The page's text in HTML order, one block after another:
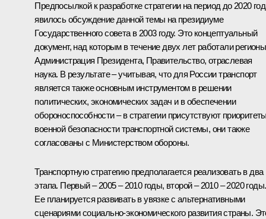
Предпосылкой к разработке стратегии на период до 2020
явилось обсуждение данной темы на президиуме
Государственного совета в 2003 году. Это концептуальный
документ, над которым в течение двух лет работали
Администрация Президента, Правительство, отраслевая
наука. В результате – учитывая, что для России транспорт
является также основным инструментом в решении
политических, экономических задач и в обеспечении
обороноспособности – в стратегии присутствуют
военной безопасности транспортной системы, они также
согласованы с Министерством обороны.
Транспортную стратегию предполагается реализовать в два
этапа. Первый – 2005 – 2010 годы, второй – 2010 – 2020 годы.
Ее планируется развивать в увязке с альтернативными
сценариями социально-экономического развития страны.